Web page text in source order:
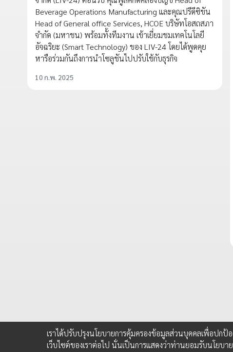
Beverage Operations Manufacturing และคุณปรีดีซิขัน
Head of General office Services, HCOE บริษัทโอสถสภา
จำกัด (มหาชน) พร้อมทั้งทีมงาน เข้าเยี่ยมชมเทคโนโลยี
อัจฉริยะ (Smart Technology) ของ LIV-24 โดยได้พูดคุย
หารือร่วมกันถึงการนำโซลูชันไปปรับใช้กับธุรกิจ
10 ก.พ. 2025
เราได้ปรับปรุงนโยบายการคุ้มครองข้อมูลส่วนบุคคลเพื่อปก
เว็บไซต์ของเราต่อไป นั่นเป็นการแสดงว่าท่านยอมรับนโยบา